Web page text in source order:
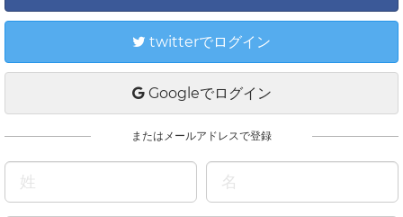
twitterでログイン
Googleでログイン
またはメールアドレスで登録